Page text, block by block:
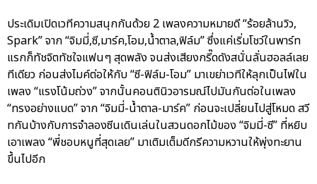
ประเดิมเปิดเวทีความสนุกกันด้วย 2 เพลงความหมายดี “ร้อยล้านวิว,
Spark” จาก “จิมมี่,ซี,มาร์ค,โอม,น้ำตาล,ฟิล์ม” ซึ่งแค่เริ่มโชว์ในพาร์ท
แรกก็ทัชจิตทัชใจแฟนๆ สุดพลัง จนส่งเสียงกรี๊ดดังสนั่นลั่นฮอลล์เลย
ทีเดียว ก่อนส่งไมค์ต่อให้กับ “ซี-ฟิล์ม-โอม” มาเขย่าเวทีให้ลุกเป็นไฟใน
เพลง “แรงโน้มถ่วง” จากนั้นคอนตินิวอารมณ์ไปมันกันต่อในเพลง
“ทรงอย่างแบด” จาก “จิมมี่-น้ำตาล-มาร์ค” ก่อนจะเปลี่ยนไปสู่โหมด สวี
ทกันบ้างกับการจำลองซีนเดินเล่นในสวนดอกไม้ของ “จิมมี่-ซี” ที่หยิบ
เอาเพลง “พี่ชอบหนูที่สุดเลย” มาเติมเต็มดีกรีความหวานให้พุ่งทะยาน
ขึ้นไปอีก